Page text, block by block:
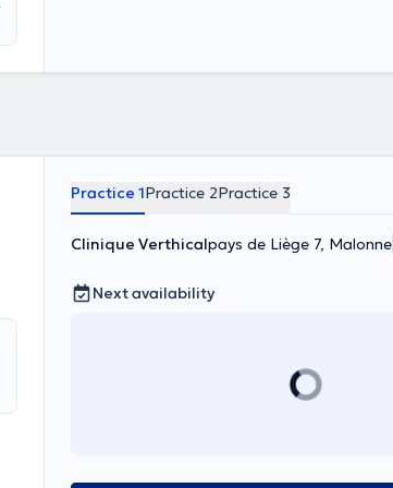
Practice 1Practice 2Practice 3
Clinique Verthicalpays de Liège 7, Malonne
Next availability